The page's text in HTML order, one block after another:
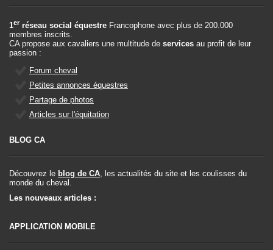
1er réseau social équestre Francophone avec plus de 200.000
membres inscrits.
CA propose aux cavaliers une multitude de services au profit de leur
passion :
Forum cheval
Petites annonces équestres
Partage de photos
Articles sur l'équitation
BLOG CA
Découvrez le blog de CA, les actualités du site et les coulisses du
monde du cheval.
Les nouveaux articles :
APPLICATION MOBILE